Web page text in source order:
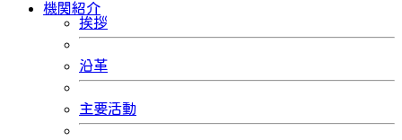
機関紹介
挨拶
沿革
主要活動